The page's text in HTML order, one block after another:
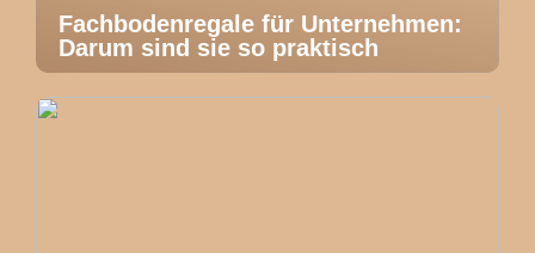
Fachbodenregale für Unternehmen:
Darum sind sie so praktisch